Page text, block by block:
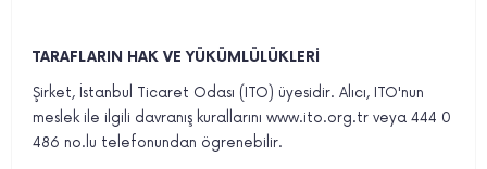
TARAFLARIN HAK VE YÜKÜMLÜLÜKLERİ
Şirket, İstanbul Ticaret Odası (ITO) üyesidir. Alıcı, ITO'nun
meslek ile ilgili davranış kurallarını www.ito.org.tr veya 444 0
486 no.lu telefonundan ögrenebilir.